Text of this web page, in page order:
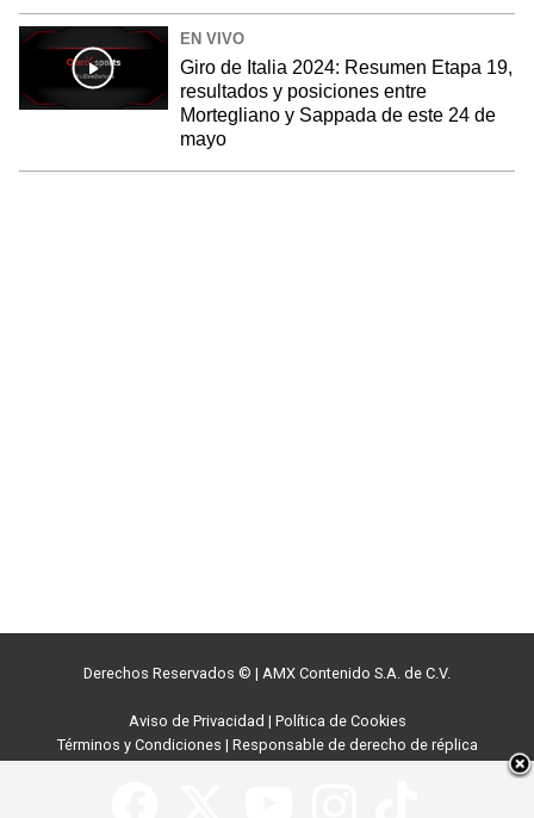
EN VIVO
Giro de Italia 2024: Resumen Etapa 19,
resultados y posiciones entre
Mortegliano y Sappada de este 24 de
mayo
Derechos Reservados © | AMX Contenido S.A. de C.V.
Aviso de Privacidad | Política de Cookies
Términos y Condiciones | Responsable de derecho de réplica